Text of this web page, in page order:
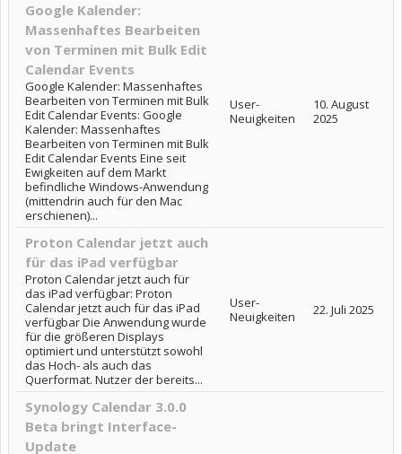
Google Kalender:
Massenhaftes Bearbeiten
von Terminen mit Bulk Edit
Calendar Events
Google Kalender: Massenhaftes
Bearbeiten von Terminen mit Bulk
Edit Calendar Events: Google
Kalender: Massenhaftes
Bearbeiten von Terminen mit Bulk
Edit Calendar Events Eine seit
Ewigkeiten auf dem Markt
befindliche Windows-Anwendung
(mittendrin auch für den Mac
erschienen)...
User-
Neuigkeiten
10. August
2025
Proton Calendar jetzt auch
für das iPad verfügbar
Proton Calendar jetzt auch für
das iPad verfügbar: Proton
Calendar jetzt auch für das iPad
verfügbar Die Anwendung wurde
für die größeren Displays
optimiert und unterstützt sowohl
das Hoch- als auch das
Querformat. Nutzer der bereits...
User-
Neuigkeiten
22. Juli 2025
Synology Calendar 3.0.0
Beta bringt Interface-
Update